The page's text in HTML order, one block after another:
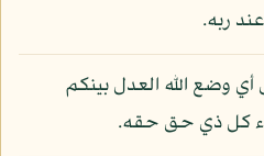
ربه.
أي وضع الله العدل بينكم
كل ذي حق حقه.